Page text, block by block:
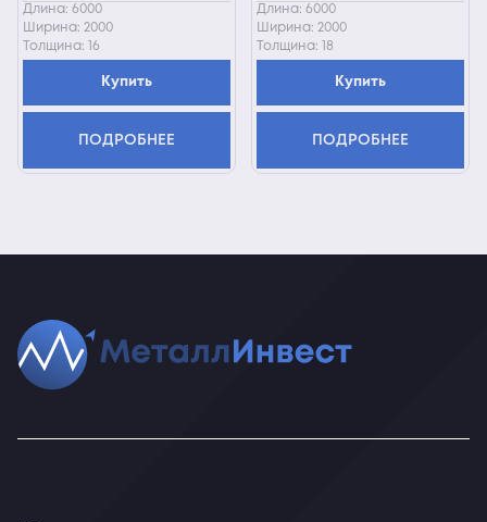
Длина: 6000
Ширина: 2000
Толщина: 16
Купить
ПОДРОБНЕЕ
Длина: 6000
Ширина: 2000
Толщина: 18
Купить
ПОДРОБНЕЕ